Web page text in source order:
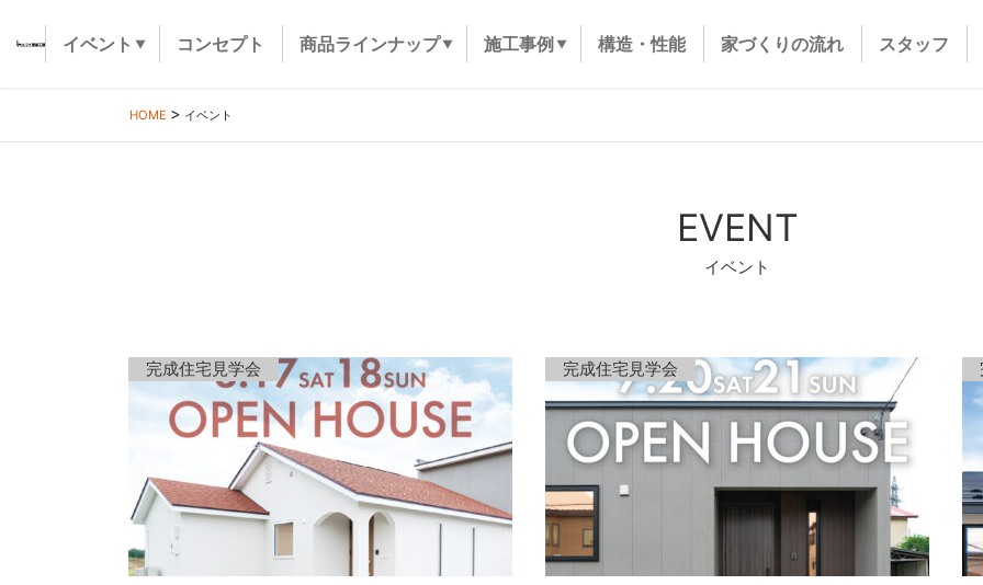
イベント コンセプト 商品ラインナップ 施工事例 構造・性能 家づくりの流れ スタッフ
HOME イベント
EVENT
イベント
完成住宅見学会 完成住宅見学会